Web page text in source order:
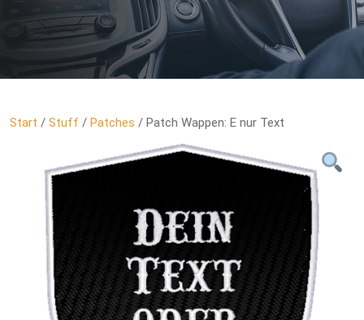
Start / Stuff / Patches / Patch Wappen: E nur Text